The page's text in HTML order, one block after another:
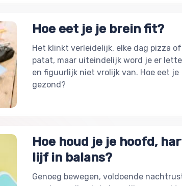
Hoe eet je je brein fit?
Het klinkt verleidelijk, elke dag pizza of
patat, maar uiteindelijk word je er
en figuurlijk niet vrolijk van. Hoe eet je
gezond?
Hoe houd je je hoofd,
lijf in balans?
Genoeg bewegen, voldoende